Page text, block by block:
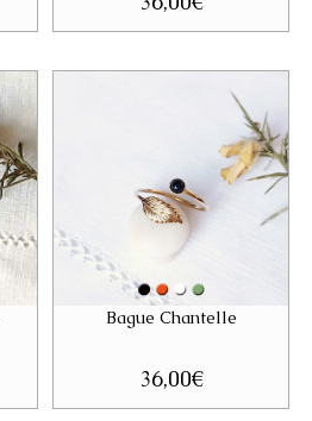
Bague Chantelle
36,00€